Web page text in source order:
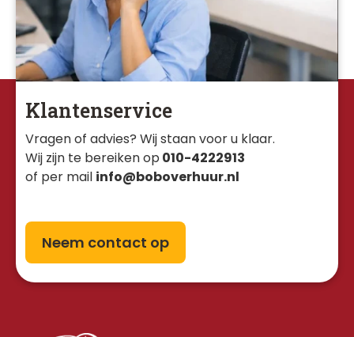
Klantenservice
Vragen of advies? Wij staan voor u klaar.
Wij zijn te bereiken op 010-4222913
of per mail info@boboverhuur.nl
Neem contact op